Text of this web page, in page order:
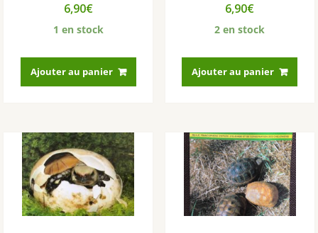
6,90€
1 en stock
Ajouter au panier
6,90€
2 en stock
Ajouter au panier